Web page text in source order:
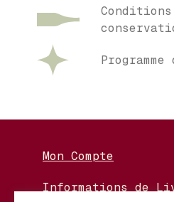
Mon Compte
Informations de